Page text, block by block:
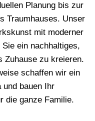
Planung bis zur
Traumhauses. Unser
mit moderner
ein nachhaltiges,
Zuhause zu kreieren.
schaffen wir ein
und bauen Ihr
die ganze Familie.